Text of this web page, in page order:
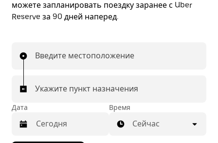
можете запланировать поездку заранее с Uber
Reserve за 90 дней наперед.
Введите местоположение
Укажите пункт назначения
Дата Время
Сейчас